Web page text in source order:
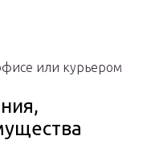
или курьером